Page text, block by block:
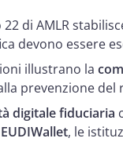
di AMLR
devono essere
illustrano la
prevenzione
digitale fiduciaria
, le